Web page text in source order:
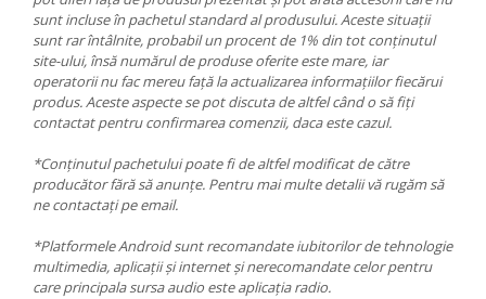
sunt incluse în pachetul standard al produsului. Aceste situații
sunt rar întâlnite, probabil un procent de 1% din tot conținutul
site-ului, însă numărul de produse oferite este mare, iar
operatorii nu fac mereu față la actualizarea informațiilor fiecărui
produs. Aceste aspecte se pot discuta de altfel când o să fiți
contactat pentru confirmarea comenzii, daca este cazul.
*Conținutul pachetului poate fi de altfel modificat de către
producător fără să anunțe. Pentru mai multe detalii vă rugăm să
ne contactați pe email.
*Platformele Android sunt recomandate iubitorilor de tehnologie
multimedia, aplicații și internet și nerecomandate celor pentru
care principala sursa audio este aplicația radio.